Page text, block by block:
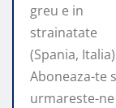
greu e in
strainatate
(Spania, Italia)
Aboneaza-te
urmareste-ne